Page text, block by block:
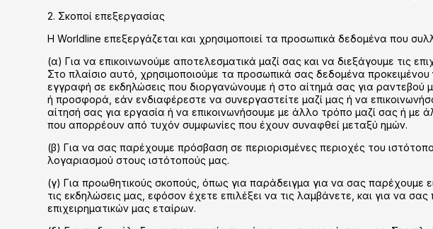
2. Σκοποί επεξεργασίας
Η Worldline επεξεργάζεται και χρησιμοποιεί τα προσωπικά δεδομένα που
(α) Για να επικοινωνούμε αποτελεσματικά μαζί σας και να διεξάγουμε τις
Στο πλαίσιο αυτό, χρησιμοποιούμε τα προσωπικά σας δεδομένα
εγγραφή σε εκδηλώσεις που διοργανώνουμε ή στο αίτημά σας για
ή προσφορά, εάν ενδιαφέρεστε να συνεργαστείτε μαζί μας ή να
αίτησή σας για εργασία ή να επικοινωνήσουμε με άλλο τρόπο μαζί σας ή
που απορρέουν από τυχόν συμφωνίες που έχουν συναφθεί μεταξύ ημών.
(β) Για να σας παρέχουμε πρόσβαση σε περιορισμένες περιοχές του
λογαριασμού στους ιστότοπούς μας.
(γ) Για προωθητικούς σκοπούς, όπως για παράδειγμα για να σας παρέχουμε
τις εκδηλώσεις μας, εφόσον έχετε επιλέξει να τις λαμβάνετε, και για να
επιχειρηματικών μας εταίρων.